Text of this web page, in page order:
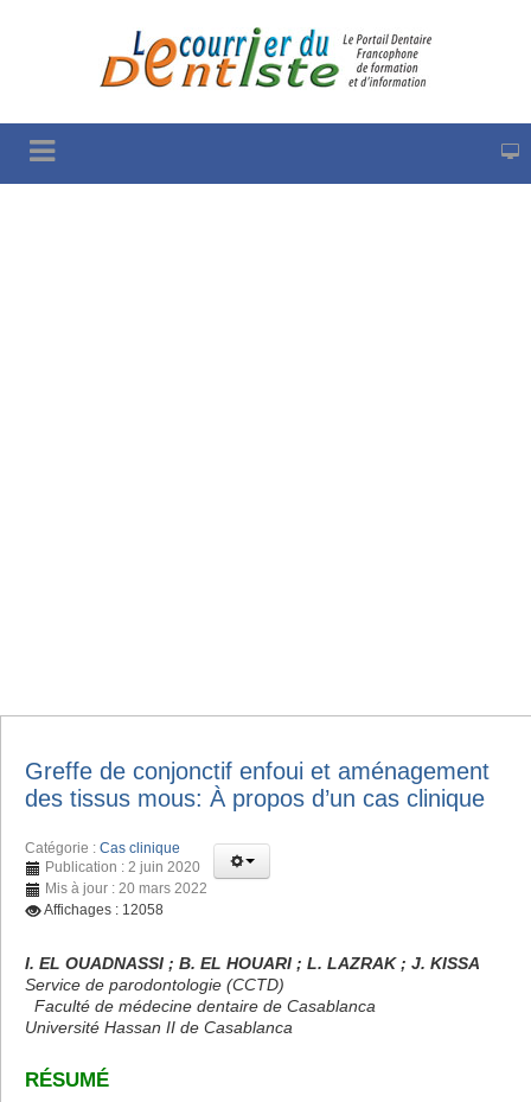
Greffe de conjonctif enfoui et aménagement
des tissus mous: À propos d’un cas clinique
Catégorie : Cas clinique
Publication : 2 juin 2020
Mis à jour : 20 mars 2022
Affichages : 12058
I. EL OUADNASSI ; B. EL HOUARI ; L. LAZRAK ; J. KISSA
Service de parodontologie (CCTD)
Faculté de médecine dentaire de Casablanca
Université Hassan II de Casablanca
RÉSUMÉ